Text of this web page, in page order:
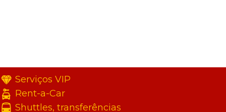
Serviços VIP
Rent-a-Car
Shuttles, transferências